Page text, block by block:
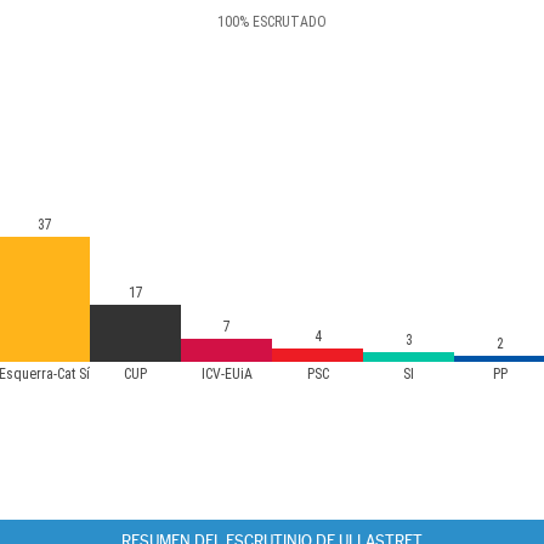
100% ESCRUTADO
Esquerra-Cat Sí CUP ICV-EUiA PSC SI PP
37
17
7
4 3 2